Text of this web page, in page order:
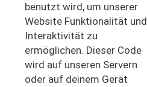
benutzt wird, um unserer
Website Funktionalität und
Interaktivität zu
ermöglichen. Dieser Code
wird auf unseren Servern
oder auf deinem Gerät